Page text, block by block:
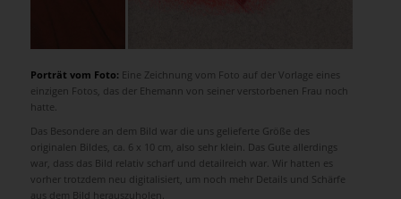
Porträt vom Foto: Eine Zeichnung vom Foto auf der Vorlage eines
einzigen Fotos, das der Ehemann von seiner verstorbenen Frau noch
hatte.
Das Besondere an dem Bild war die uns gelieferte Größe des
originalen Bildes, ca. 6 x 10 cm, also sehr klein. Das Gute allerdings
war, dass das Bild relativ scharf und detailreich war. Wir hatten es
vorher trotzdem neu digitalisiert, um noch mehr Details und Schärfe
aus dem Bild herauszuholen.